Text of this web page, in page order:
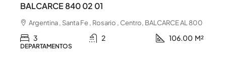
BALCARCE 840 02 01
Argentina , Santa Fe , Rosario , Centro, BALCARCE AL 800
3 2 106.00 M²
DEPARTAMENTOS